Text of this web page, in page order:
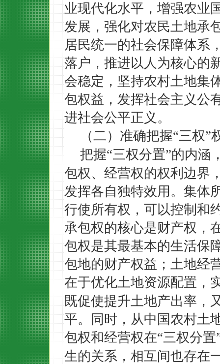
业现代化水平，增强农业
发展，强化对农民土地承
居民统一的社会保障体系
落户，推进以人为核心的
会稳定，坚持农村土地集
包权益，发挥社会主义公
进社会公平正义。
（二）准确把握“三权”
把握“三权分置”的内涵
包权、经营权的权利边界
发挥各自独特效用。集体
行使所有权，可以控制和
承包权的核心是财产权，
包权是其最基本的生活保
包地的财产权益；土地经
在于优化土地资源配置，
既促使提升土地产出率，
平。同时，从中国农村土
包权和经营权在“三权分置
生的关系，相互间也存在